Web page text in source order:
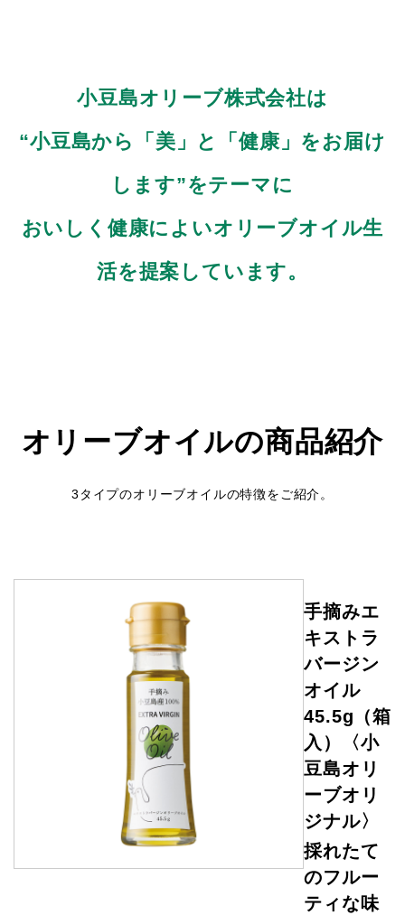
小豆島オリーブ株式会社は
“小豆島から「美」と「健康」をお届け
します”をテーマに
おいしく健康によいオリーブオイル生
活を提案しています。
オリーブオイルの商品紹介
3タイプのオリーブオイルの特徴をご紹介。
手摘みエ
キストラ
バージン
オイル
45.5g（箱
入）〈小
豆島オリ
ーブオリ
ジナル〉
採れたて
のフルー
ティな味